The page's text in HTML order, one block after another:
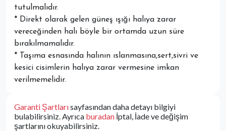
tutulmalıdır.
* Direkt olarak gelen güneş ışığı halıya zarar
vereceğinden halı böyle bir ortamda uzun süre
bırakılmamalıdır.
* Taşıma esnasında halının ıslanmasına,sert,sivri ve
kesici cisimlerin halıya zarar vermesine imkan
verilmemelidir.
Garanti Şartlarısayfasından daha detayı bilgiyi
bulabilirsiniz. Ayrıca buradan İptal, İade ve değişim
şartlarını okuyabilirsiniz.